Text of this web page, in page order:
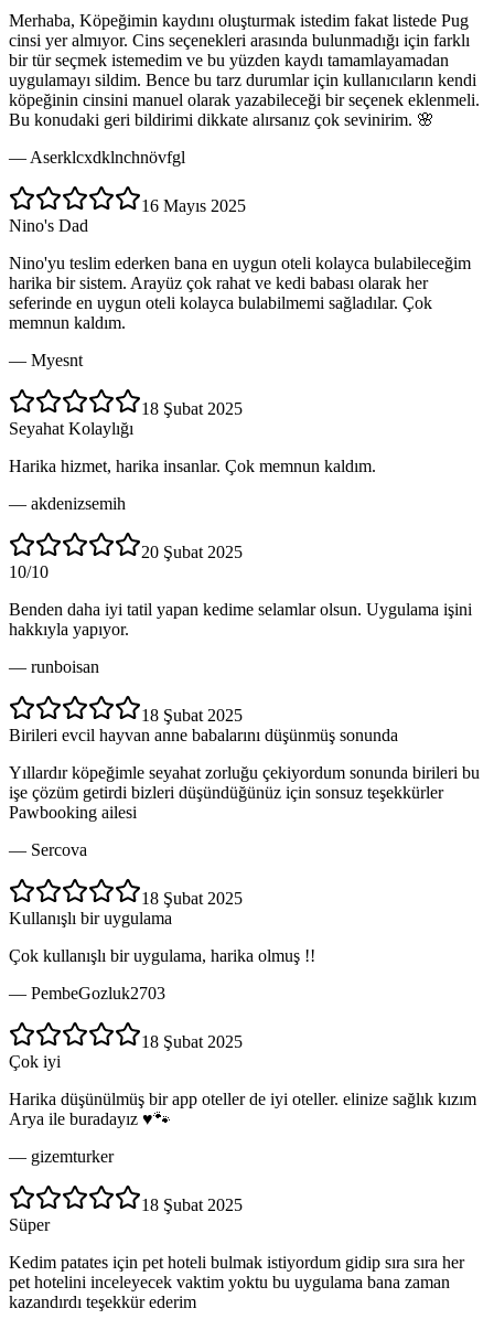
Merhaba, Köpeğimin kaydını oluşturmak istedim fakat listede Pug
cinsi yer almıyor. Cins seçenekleri arasında bulunmadığı için farklı
bir tür seçmek istemedim ve bu yüzden kaydı tamamlayamadan
uygulamayı sildim. Bence bu tarz durumlar için kullanıcıların kendi
köpeğinin cinsini manuel olarak yazabileceği bir seçenek eklenmeli.
Bu konudaki geri bildirimi dikkate alırsanız çok sevinirim. 🌸
— Aserklcxdklnchnövfgl
16 Mayıs 2025
Nino's Dad
Nino'yu teslim ederken bana en uygun oteli kolayca bulabileceğim
harika bir sistem. Arayüz çok rahat ve kedi babası olarak her
seferinde en uygun oteli kolayca bulabilmemi sağladılar. Çok
memnun kaldım.
— Myesnt
18 Şubat 2025
Seyahat Kolaylığı
Harika hizmet, harika insanlar. Çok memnun kaldım.
— akdenizsemih
20 Şubat 2025
10/10
Benden daha iyi tatil yapan kedime selamlar olsun. Uygulama işini
hakkıyla yapıyor.
— runboisan
18 Şubat 2025
Birileri evcil hayvan anne babalarını düşünmüş sonunda
Yıllardır köpeğimle seyahat zorluğu çekiyordum sonunda birileri bu
işe çözüm getirdi bizleri düşündüğünüz için sonsuz teşekkürler
Pawbooking ailesi
— Sercova
18 Şubat 2025
Kullanışlı bir uygulama
Çok kullanışlı bir uygulama, harika olmuş !!
— PembeGozluk2703
18 Şubat 2025
Çok iyi
Harika düşünülmüş bir app oteller de iyi oteller. elinize sağlık kızım
Arya ile buradayız ♥️🐾
— gizemturker
18 Şubat 2025
Süper
Kedim patates için pet hoteli bulmak istiyordum gidip sıra sıra her
pet hotelini inceleyecek vaktim yoktu bu uygulama bana zaman
kazandırdı teşekkür ederim